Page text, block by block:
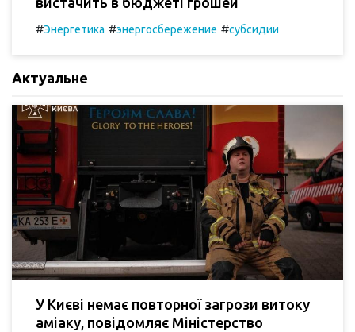
#Энергетика #энергосбережение #субсидии
Актуальне
У Києві немає повторної загрози витоку
аміаку, повідомляє Міністерство